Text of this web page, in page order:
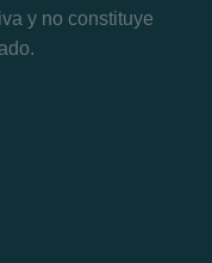
y no constituye